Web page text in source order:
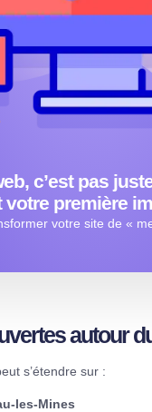
c’est pas
votre première
votre site de «
autour
s’étendre sur :
les-Mines